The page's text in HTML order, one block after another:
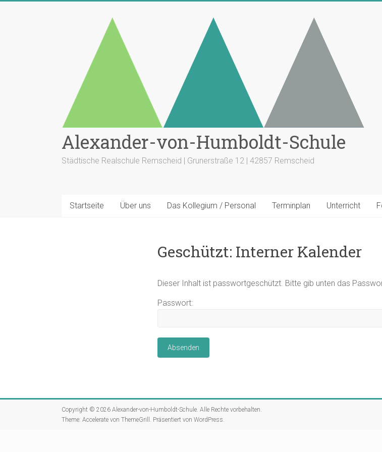
Alexander-von-Humboldt-Schule
Städtische Realschule Remscheid | Grunerstraße 12 | 42857 Remscheid
Startseite Über uns Das Kollegium / Personal Terminplan Unterricht
Geschützt: Interner Kalender
Dieser Inhalt ist passwortgeschützt. Bitte gib unten das
Passwort:
Copyright © 2026 Alexander-von-Humboldt-Schule. Alle Rechte vorbehalten.
Theme: Accelerate von ThemeGrill. Präsentiert von WordPress.